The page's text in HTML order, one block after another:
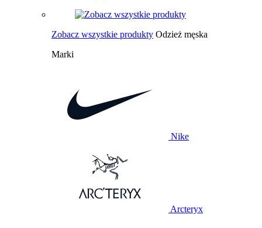
Zobacz wszystkie produkty Odzież męska
Marki
Nike
Arcteryx